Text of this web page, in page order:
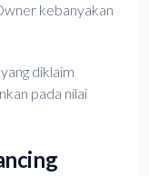
kebanyakan
diklaim
pada nilai